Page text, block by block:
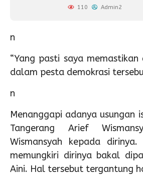
110 Admin2
n
“Yang pasti saya
dalam pesta demokrasi
n
Menanggapi adanya usungan
Tangerang Arief
Wismansyah kepada
memungkiri dirinya bakal
Aini. Hal tersebut tergantung